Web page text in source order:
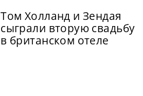
Том Холланд и Зендая
сыграли вторую свадьбу
в британском отеле